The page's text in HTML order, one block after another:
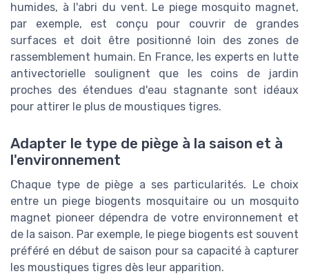
humides, à l'abri du vent. Le piege mosquito magnet,
par exemple, est conçu pour couvrir de grandes
surfaces et doit être positionné loin des zones de
rassemblement humain. En France, les experts en lutte
antivectorielle soulignent que les coins de jardin
proches des étendues d'eau stagnante sont idéaux
pour attirer le plus de moustiques tigres.
Adapter le type de piège à la saison et à
l'environnement
Chaque type de piège a ses particularités. Le choix
entre un piege biogents mosquitaire ou un mosquito
magnet pioneer dépendra de votre environnement et
de la saison. Par exemple, le piege biogents est souvent
préféré en début de saison pour sa capacité à capturer
les moustiques tigres dès leur apparition.